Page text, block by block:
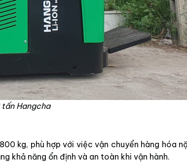
Hangcha
kg, phù hợp với việc vận chuyển hàng hóa
khả năng ổn định và an toàn khi vận hành.